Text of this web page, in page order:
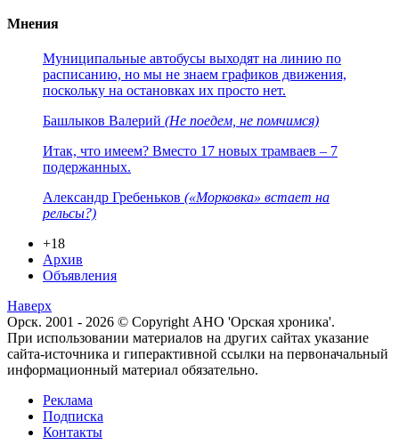
Мнения
Муниципальные автобусы выходят на линию по
расписанию, но мы не знаем графиков движения,
поскольку на остановках их просто нет.
Башлыков Валерий (Не поедем, не помчимся)
Итак, что имеем? Вместо 17 новых трамваев – 7
подержанных.
Александр Гребеньков («Морковка» встает на
рельсы?)
+18
Архив
Объявления
Наверх
Орск. 2001 - 2026 © Copyright АНО 'Орская хроника'.
При использовании материалов на других сайтах указание
сайта-источника и гиперактивной ссылки на первоначальный
информационный материал обязательно.
Реклама
Подписка
Контакты